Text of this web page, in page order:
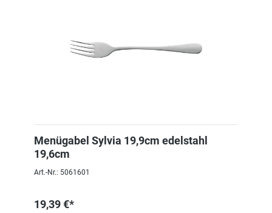
Menügabel Sylvia 19,9cm edelstahl
19,6cm
Art.-Nr.: 5061601
19,39 €*